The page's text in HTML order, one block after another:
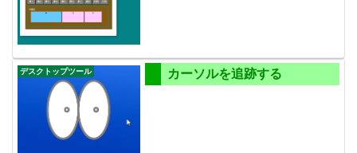
デスクトップツール カーソルを追跡する